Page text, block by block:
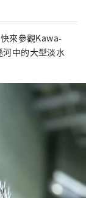
來參觀Kawa-
中的大型淡水